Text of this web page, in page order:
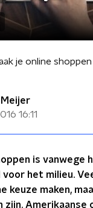
je online
Meijer
16:11
is
het milieu.
keuze maken,
zijn. Amerikaanse